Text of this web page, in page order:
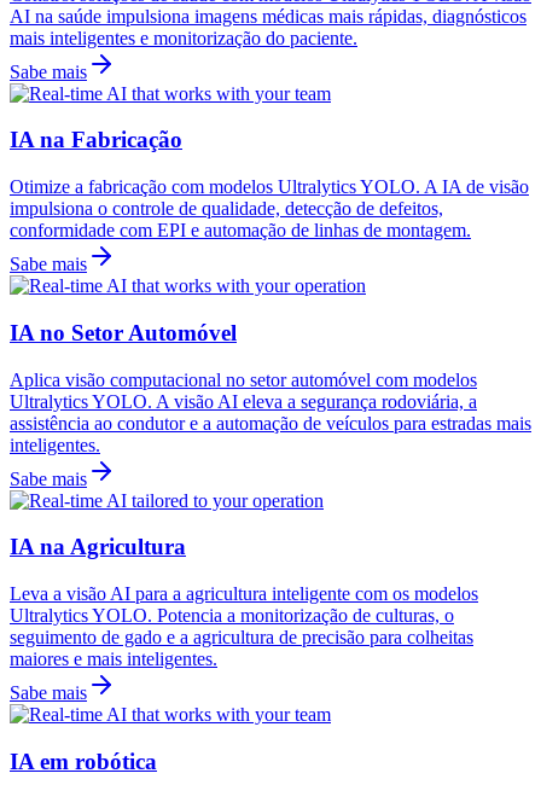
AI na saúde impulsiona imagens médicas mais rápidas, diagnósticos
mais inteligentes e monitorização do paciente.
Sabe mais
IA na Fabricação
Otimize a fabricação com modelos Ultralytics YOLO. A IA de visão
impulsiona o controle de qualidade, detecção de defeitos,
conformidade com EPI e automação de linhas de montagem.
Sabe mais
IA no Setor Automóvel
Aplica visão computacional no setor automóvel com modelos
Ultralytics YOLO. A visão AI eleva a segurança rodoviária, a
assistência ao condutor e a automação de veículos para estradas mais
inteligentes.
Sabe mais
IA na Agricultura
Leva a visão AI para a agricultura inteligente com os modelos
Ultralytics YOLO. Potencia a monitorização de culturas, o
seguimento de gado e a agricultura de precisão para colheitas
maiores e mais inteligentes.
Sabe mais
IA em robótica